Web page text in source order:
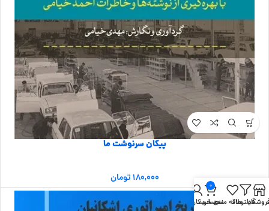
پیکان سرنوشت ما
۱۸۰,۰۰۰ تومان
فیلترهاعلاقه مندی
0
سبد خرید
حساب کاربری من